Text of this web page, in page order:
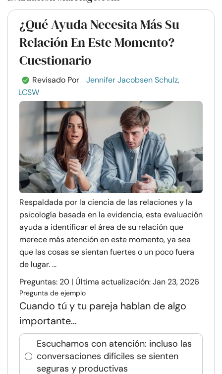
¿Qué Ayuda Necesita Más Su
Relación En Este Momento?
Cuestionario
Revisado Por
Jennifer Jacobsen Schulz,
LCSW
Respaldada por la ciencia de las relaciones y la
psicología basada en la evidencia, esta evaluación
ayuda a identificar el área de su relación que
merece más atención en este momento, ya sea
que las cosas se sientan fuertes o un poco fuera
de lugar. ...
Preguntas: 20 | Última actualización: Jan 23, 2026
Pregunta de ejemplo
Cuando tú y tu pareja hablan de algo
importante...
Escuchamos con atención: incluso las
conversaciones difíciles se sienten
seguras y productivas